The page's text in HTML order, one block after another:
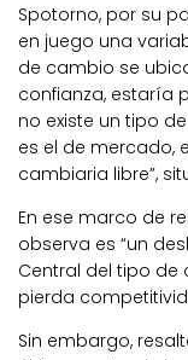
Spotorno, por su
en juego una
de cambio se
confianza, estaría
no existe un tipo
es el de mercado,
cambiaria libre”,
En ese marco de
observa es “un
Central del tipo de
pierda
Sin embargo,